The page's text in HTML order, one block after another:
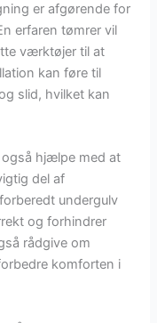
er afgørende for
erfaren tømrer vil
værktøjer til at
kan føre til
slid, hvilket kan
hjælpe med at
del af
undergulv
og forhindrer
rådgive om
komforten i